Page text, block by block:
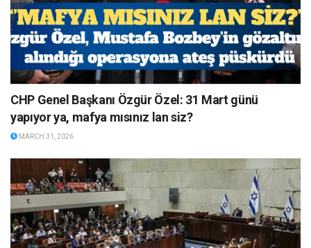
CHP Genel Başkanı Özgür Özel: 31 Mart günü
yapıyor ya, mafya mısınız lan siz?
MARCH 31, 2026